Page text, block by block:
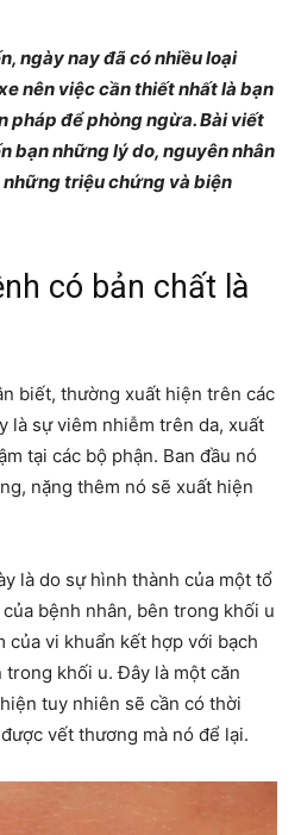
ngày nay đã có nhiều loại
nên việc cần thiết nhất là bạn
pháp để phòng ngừa. Bài viết
bạn những lý do, nguyên nhân
những triệu chứng và biện
có bản chất là
biết, thường xuất hiện trên các
là sự viêm nhiễm trên da, xuất
tại các bộ phận. Ban đầu nó
nặng thêm nó sẽ xuất hiện
là do sự hình thành của một tổ
bệnh nhân, bên trong khối u
của vi khuẩn kết hợp với bạch
trong khối u. Đây là một căn
tuy nhiên sẽ cần có thời
vết thương mà nó để lại.